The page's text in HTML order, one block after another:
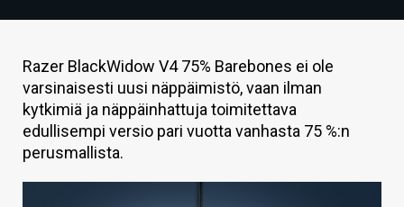
TIETOA
HINTA.FI
KAUPPA
Razer BlackWidow V4 75% Barebones ei ole
varsinaisesti uusi näppäimistö, vaan ilman
kytkimiä ja näppäinhattuja toimitettava
edullisempi versio pari vuotta vanhasta 75 %:n
perusmallista.